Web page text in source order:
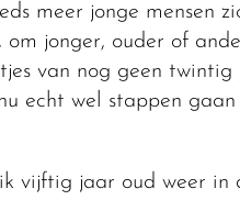
meer jonge mensen
jonger, ouder of
van nog geen twintig
echt wel stappen gaan
vijftig jaar oud weer in